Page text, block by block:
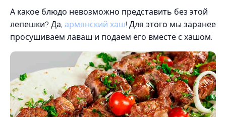
А какое блюдо невозможно представить без этой
лепешки? Да, армянский хаш! Для этого мы заранее
просушиваем лаваш и подаем его вместе с хашом.